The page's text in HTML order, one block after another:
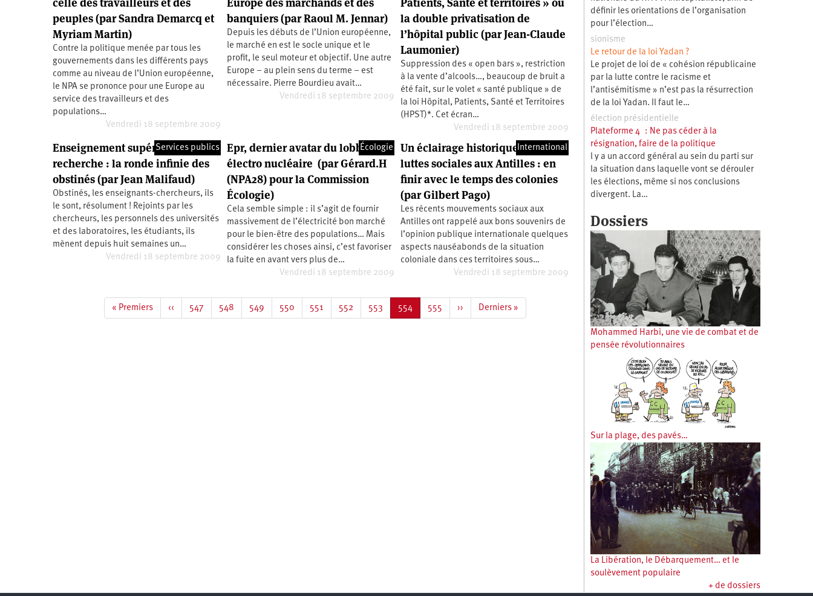
peuples (par Sandra Demarcq et
Myriam Martin)
Contre la politique menée par tous les
gouvernements dans les différents pays
comme au niveau de l’Union européenne,
le NPA se prononce pour une Europe au
service des travailleurs et des
populations…
Vendredi 18 septembre 2009
banquiers (par Raoul M. Jennar)
Depuis les débuts de l’Union européenne,
le marché en est le socle unique et le
profit, le seul moteur et objectif. Une autre
Europe – au plein sens du terme – est
nécessaire. Pierre Bourdieu avait…
Vendredi 18 septembre 2009
la double privatisation de
l’hôpital public (par Jean-Claude
Laumonier)
Suppression des « open bars », restriction
à la vente d’alcools…, beaucoup de bruit a
été fait, sur le volet « santé publique » de
la loi Hôpital, Patients, Santé et Territoires
(HPST)*. Cet écran…
Vendredi 18 septembre 2009
Services publics
Enseignement supérieur,
recherche : la ronde infinie des
obstinés (par Jean Malifaud)
Obstinés, les enseignants-chercheurs, ils
le sont, résolument ! Rejoints par les
chercheurs, les personnels des universités
et des laboratoires, les étudiants, ils
mènent depuis huit semaines un…
Vendredi 18 septembre 2009
Écologie
Epr, dernier avatar du lobby
électro nucléaire (par Gérard.H
(NPA28) pour la Commission
Écologie)
Cela semble simple : il s’agit de fournir
massivement de l’électricité bon marché
pour le bien-être des populations… Mais
considérer les choses ainsi, c’est favoriser
la fuite en avant vers plus de…
Vendredi 18 septembre 2009
International
Un éclairage historique sur les
luttes sociales aux Antilles : en
finir avec le temps des colonies
(par Gilbert Pago)
Les récents mouvements sociaux aux
Antilles ont rappelé aux bons souvenirs de
l’opinion publique internationale quelques
aspects nauséabonds de la situation
coloniale dans ces territoires sous…
Vendredi 18 septembre 2009
Première
page
« Premiers
Page
précédente
‹‹ Page
547 Page
548 Page
549 Page
550 Page
551 Page
552 Page
553
Page
courante
554 Page
555
Page
suivante
››
Dernière
page
Derniers »
définir les orientations de l’organisation
pour l’élection…
sionisme
Le retour de la loi Yadan ?
Le projet de loi de « cohésion républicaine
par la lutte contre le racisme et
l’antisémitisme » n’est pas la résurrection
de la loi Yadan. Il faut le…
élection présidentielle
Plateforme 4 : Ne pas céder à la
résignation, faire de la politique
l y a un accord général au sein du parti sur
la situation dans laquelle vont se dérouler
les élections, même si nos conclusions
divergent. La…
Dossiers
Mohammed Harbi, une vie de combat et de
pensée révolutionnaires
Sur la plage, des pavés…
La Libération, le Débarquement… et le
soulèvement populaire
+ de dossiers